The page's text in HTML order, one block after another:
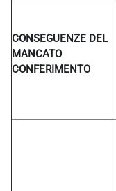
CONSEGUENZE DEL
MANCATO
CONFERIMENTO